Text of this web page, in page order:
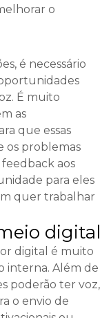
o
é necessário
É muito
as
que essas
os problemas
feedback aos
para eles
quer trabalhar
digital
digital é muito
interna. Além de
poderão ter voz,
o envio de